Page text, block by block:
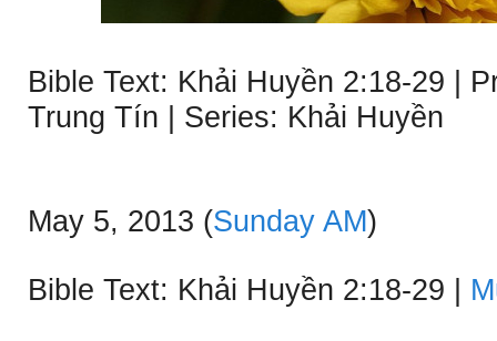
Bible Text: Khải Huyền 2:18-29 |
Trung Tín | Series: Khải Huyền
May 5, 2013 (Sunday AM)
Bible Text: Khải Huyền 2:18-29